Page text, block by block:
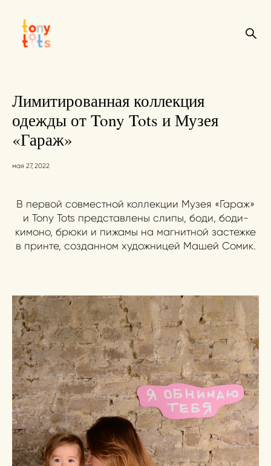
мая 27, 2022
Лимитированная коллекция
одежды от Tony Tots и Музея
«Гараж»
В первой совместной коллекции Музея «Гараж»
и Tony Tots представлены слипы, боди, боди-
кимоно, брюки и пижамы на магнитной застежке
в принте, созданном художницей Машей Сомик.